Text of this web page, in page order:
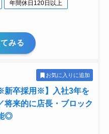
年間休日120日以上
みる
お気に入りに追加
新卒採用※】入社3年を
将来的に店長・ブロック
◎